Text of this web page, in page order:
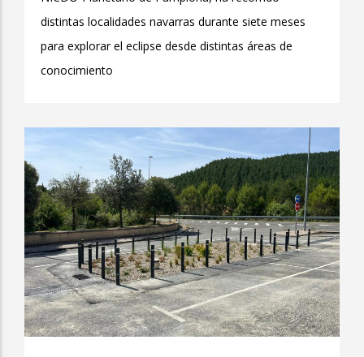
distintas localidades navarras durante siete meses
para explorar el eclipse desde distintas áreas de
conocimiento